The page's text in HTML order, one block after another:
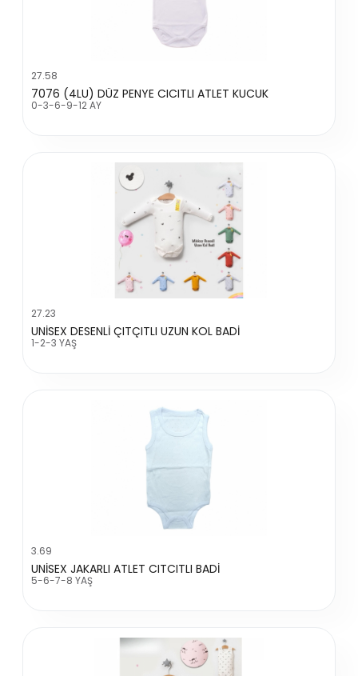
27.58
7076 (4LU) DÜZ PENYE CICITLI ATLET KUCUK
0-3-6-9-12 AY
27.23
UNİSEX DESENLİ ÇITÇITLI UZUN KOL BADİ
1-2-3 YAŞ
3.69
UNİSEX JAKARLI ATLET CITCITLI BADİ
5-6-7-8 YAŞ